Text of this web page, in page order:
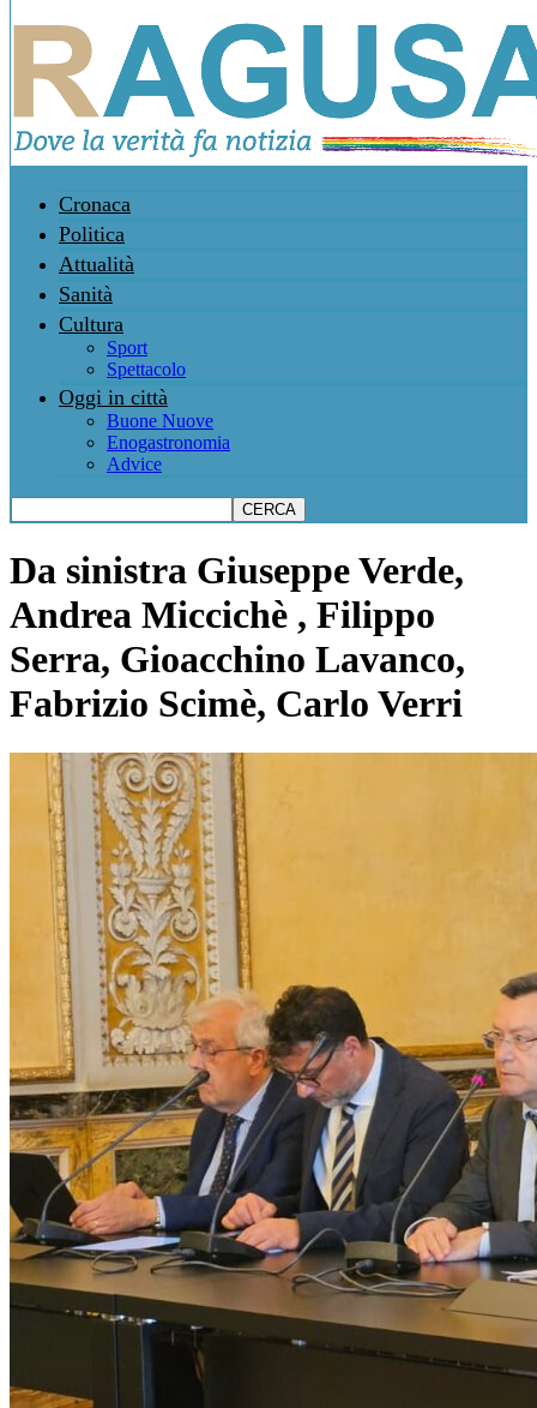
Cronaca
Politica
Attualità
Sanità
Cultura
Sport
Spettacolo
Oggi in città
Buone Nuove
Enogastronomia
Advice
Da sinistra Giuseppe Verde,
Andrea Miccichè , Filippo
Serra, Gioacchino Lavanco,
Fabrizio Scimè, Carlo Verri